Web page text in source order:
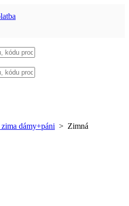
dámy+páni > Zimná